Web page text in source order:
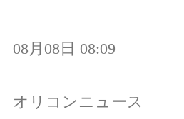
08月08日 08:09
オリコンニュース